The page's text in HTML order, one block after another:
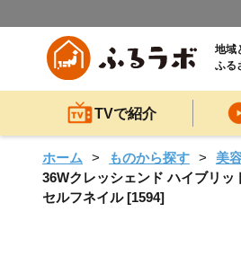
地域
ふる
TVで紹介
ホーム ものから探す 美
36Wクレッシェンド ハイブリ
セルフネイル [1594]